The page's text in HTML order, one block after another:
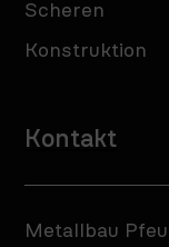
Scheren
Konstruktion
Kontakt
Metallbau